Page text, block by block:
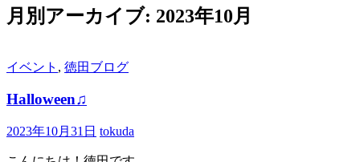
ン
ツ
キ
月別アーカイブ: 2023年10月
イベント , 徳田ブログ
Halloween♫
2023年10月31日 tokuda